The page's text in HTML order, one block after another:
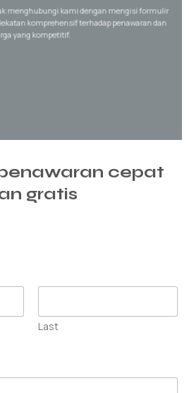
menghubungi kami dengan mengisi formulir
komprehensif terhadap penawaran dan
yang kompetitif.
cepat
gratis
Last